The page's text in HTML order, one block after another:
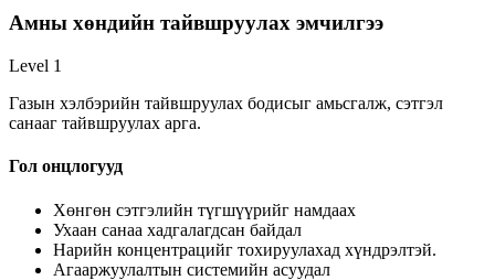
Амны хөндийн тайвшруулах эмчилгээ
Level 1
Газын хэлбэрийн тайвшруулах бодисыг амьсгалж, сэтгэл
санааг тайвшруулах арга.
Гол онцлогууд
Хөнгөн сэтгэлийн түгшүүрийг намдаах
Ухаан санаа хадгалагдсан байдал
Нарийн концентрацийг тохируулахад хүндрэлтэй.
Агааржуулалтын системийн асуудал